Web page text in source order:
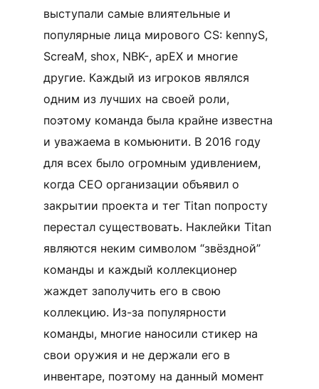
выступали самые влиятельные и
популярные лица мирового CS: kennyS,
ScreaM, shox, NBK-, apEX и многие
другие. Каждый из игроков являлся
одним из лучших на своей роли,
поэтому команда была крайне известна
и уважаема в комьюнити. В 2016 году
для всех было огромным удивлением,
когда CEO организации объявил о
закрытии проекта и тег Titan попросту
перестал существовать. Наклейки Titan
являются неким символом “звёздной”
команды и каждый коллекционер
жаждет заполучить его в свою
коллекцию. Из-за популярности
команды, многие наносили стикер на
свои оружия и не держали его в
инвентаре, поэтому на данный момент